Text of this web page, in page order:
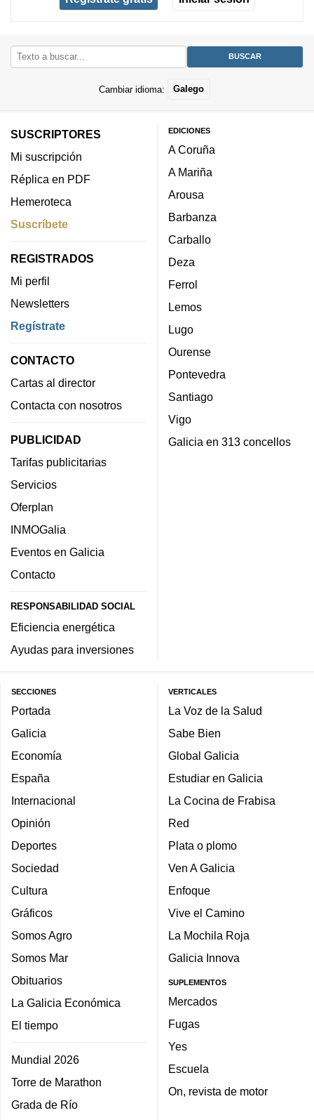
Cambiar idioma: Galego
SUSCRIPTORES
Mi suscripción
Réplica en PDF
Hemeroteca
Suscríbete
REGISTRADOS
Mi perfil
Newsletters
Regístrate
CONTACTO
Cartas al director
Contacta con nosotros
PUBLICIDAD
Tarifas publicitarias
Servicios
Oferplan
INMOGalia
Eventos en Galicia
Contacto
RESPONSABILIDAD SOCIAL
Eficiencia energética
Ayudas para inversiones
EDICIONES
A Coruña
A Mariña
Arousa
Barbanza
Carballo
Deza
Ferrol
Lemos
Lugo
Ourense
Pontevedra
Santiago
Vigo
Galicia en 313 concellos
SECCIONES
Portada
Galicia
Economía
España
Internacional
Opinión
Deportes
Sociedad
Cultura
Gráficos
Somos Agro
Somos Mar
Obituarios
La Galicia Económica
El tiempo
Mundial 2026
Torre de Marathon
Grada de Río
VERTICALES
La Voz de la Salud
Sabe Bien
Global Galicia
Estudiar en Galicia
La Cocina de Frabisa
Red
Plata o plomo
Ven A Galicia
Enfoque
Vive el Camino
La Mochila Roja
Galicia Innova
SUPLEMENTOS
Mercados
Fugas
Yes
Escuela
On, revista de motor